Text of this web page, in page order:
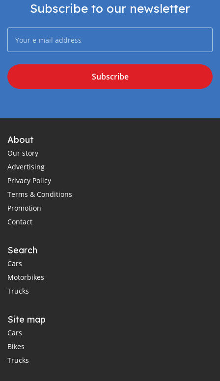
Subscribe to our newsletter
Subscribe
About
Our story
Advertising
Privacy Policy
Terms & Conditions
Promotion
Contact
Search
Cars
Motorbikes
Trucks
Site map
Cars
Bikes
Trucks